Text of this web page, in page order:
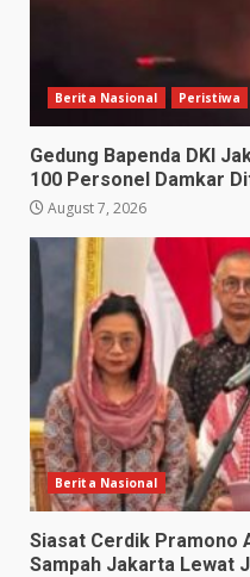
Berita Nasional Peristiwa
Gedung Bapenda DKI
100 Personel Damkar
August 7, 2026
Berita Nasional
Siasat Cerdik Pramono
Sampah Jakarta Lewat